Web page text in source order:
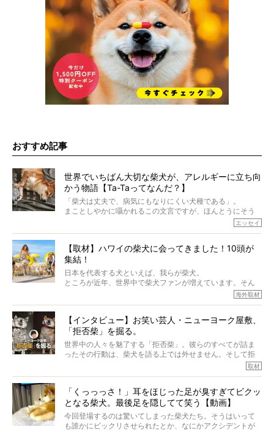
おすすめ記事
世界でいちばん大切な柴犬が、アレルギーに立ち向
かう物語【Ta-Taってなんだ？】
「柴犬は丈夫で、病気にもなりにくい犬種である」。
まことしやかに囁かれるこの文言ですが、ほんとうにそう
もちろん、犬種としての完成度がとてつもなく高い柴犬だ
でも、いざそれぞれの個体を見ていくと、丈夫で病気にも
なりにくい、とは言えないような気もするのです。
実際に「病気にならない」などということはないし、飼い
主はそのためにやるべきことがある。
今回は、柴犬に関わる方たちすべてに読んで欲しい、ある
ご本人からのレポートは、愛情たっぷりで示唆に富んだ物
語でした。
※文章はご本人の了承を得て編集しています
※画像はすべてイメージです
※この記事は個人の感想であり、効果・効能を示すものではありません
エッセイ
【取材】ハワイの柴犬に会ってきました！10頭が
集結！
日本を代表する犬といえば、我らが柴犬。
ところが近年、世界中で柴犬ファンが増えています。そん
な中「柴犬ライフ」が目をつけたのは、南の楽園ハワイ。
柴犬オーナーが多く、定期的にオフ会まで開催されている
そんな噂を聞きつけ、今回はハワイの柴犬たちを取材して
きました！
海外取材
【インタビュー】お笑い芸人・ニューヨーク屋敷、
「拒否柴」を掘る。
世界中の人々を魅了する「拒否柴」。彼らのすべてが詰ま
ったその行動は、柴犬を語る上では外せません。そして拒
否柴がここまで話題になるのは、“映える”ことも理由のひと
がるのでしょうか。
最近版画製作を始めた、お笑いコンビ「ニューヨーク」の
屋敷裕政さんに、拒否柴を掘っていただきました！ イン
タビューと合わせてご覧ください。
取材
「くっっっさ！」耳をほじった足が臭すぎてビクッ
となる柴犬。最後足を隠してて笑う【動画】
今回登場するのは驚いてしまった柴犬たち。そうはいって
も誰かにビックリさせられたとか、なにかアクシデントが